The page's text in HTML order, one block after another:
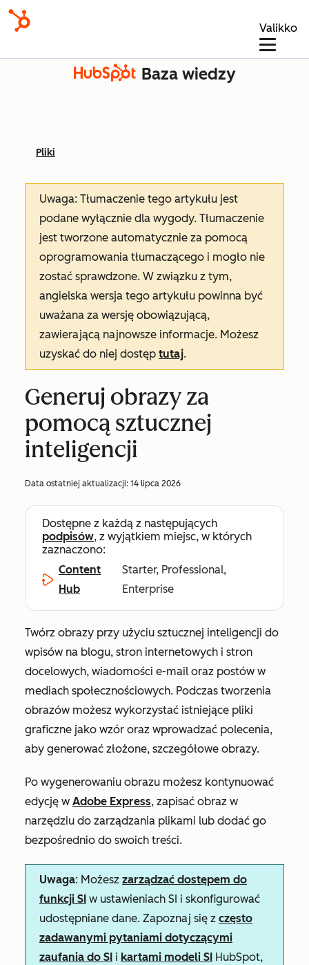
Valikko
Baza wiedzy
Pliki
Uwaga: Tłumaczenie tego artykułu jest
podane wyłącznie dla wygody. Tłumaczenie
jest tworzone automatycznie za pomocą
oprogramowania tłumaczącego i mogło nie
zostać sprawdzone. W związku z tym,
angielska wersja tego artykułu powinna być
uważana za wersję obowiązującą,
zawierającą najnowsze informacje. Możesz
uzyskać do niej dostęp tutaj.
Generuj obrazy za
pomocą sztucznej
inteligencji
Data ostatniej aktualizacji: 14 lipca 2026
Dostępne z każdą z następujących
podpisów, z wyjątkiem miejsc, w których
zaznaczono:
Content
Hub
Starter, Professional,
Enterprise
Twórz obrazy przy użyciu sztucznej inteligencji do
wpisów na blogu, stron internetowych i stron
docelowych, wiadomości e-mail oraz postów w
mediach społecznościowych. Podczas tworzenia
obrazów możesz wykorzystać istniejące pliki
graficzne jako wzór oraz wprowadzać polecenia,
aby generować złożone, szczegółowe obrazy.
Po wygenerowaniu obrazu możesz kontynuować
edycję w Adobe Express, zapisać obraz w
narzędziu do zarządzania plikami lub dodać go
bezpośrednio do swoich treści.
Uwaga: Możesz zarządzać dostępem do
funkcji SI w ustawieniach SI i skonfigurować
udostępniane dane. Zapoznaj się z często
zadawanymi pytaniami dotyczącymi
zaufania do SI i kartami modeli SI HubSpot,